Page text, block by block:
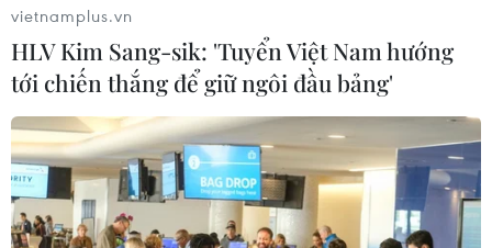
vietnamplus.vn
HLV Kim Sang-sik: 'Tuyển Việt Nam hướng
tới chiến thắng để giữ ngôi đầu bảng'